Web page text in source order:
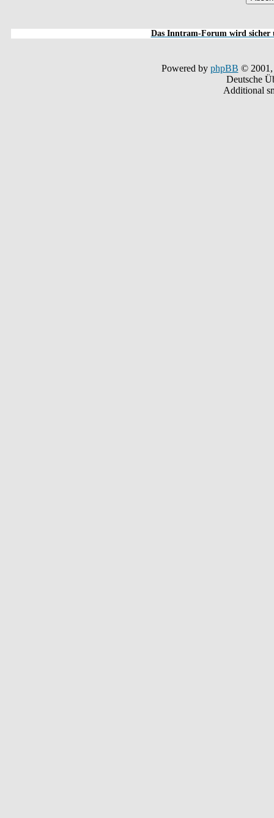
Das Inntram-Forum wird sicher
Powered by phpBB © 2001,
Deutsche
Additional